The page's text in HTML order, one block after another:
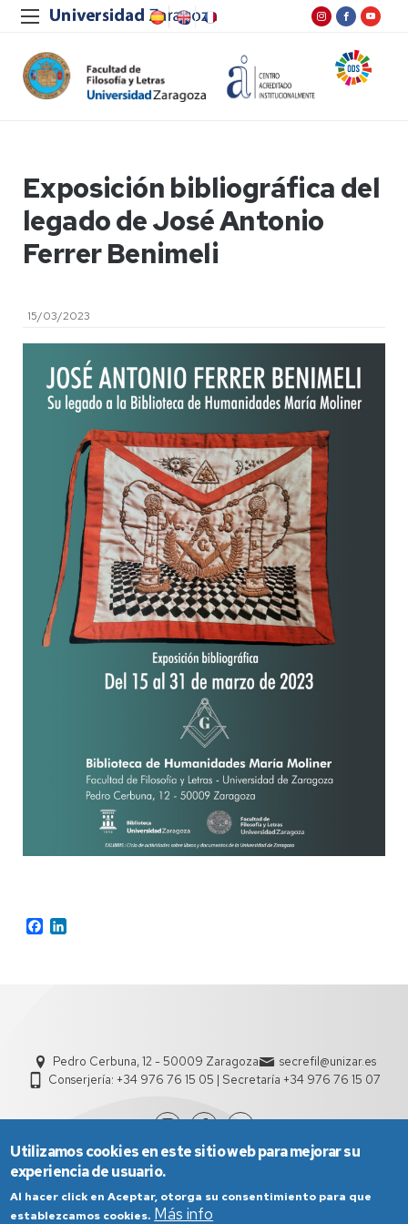
Exposición bibliográfica del
legado de José Antonio
Ferrer Benimeli
15/03/2023
Facebook
Pedro Cerbuna, 12 - 50009 Zaragoza
secrefil@unizar.es
Conserjería: +34 976 76 15 05 | Secretaría +34 976 76 15 07
Utilizamos cookies en este sitio web para mejorar su
experiencia de usuario.
Al hacer click en Aceptar, otorga su consentimiento para que
establezcamos cookies. Más info